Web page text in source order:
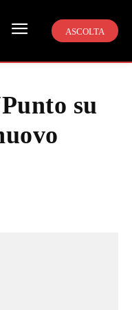
ASCOLTA
su